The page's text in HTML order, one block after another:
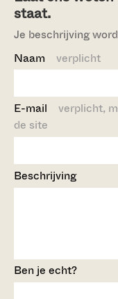
staat.
Je beschrijving
Naam verplicht
E-mail verplicht,
de site
Beschrijving
Ben je echt?